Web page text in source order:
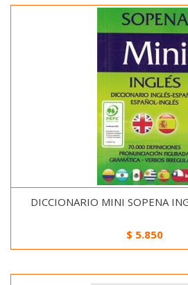
DICCIONARIO MINI SOPENA
$ 5.850